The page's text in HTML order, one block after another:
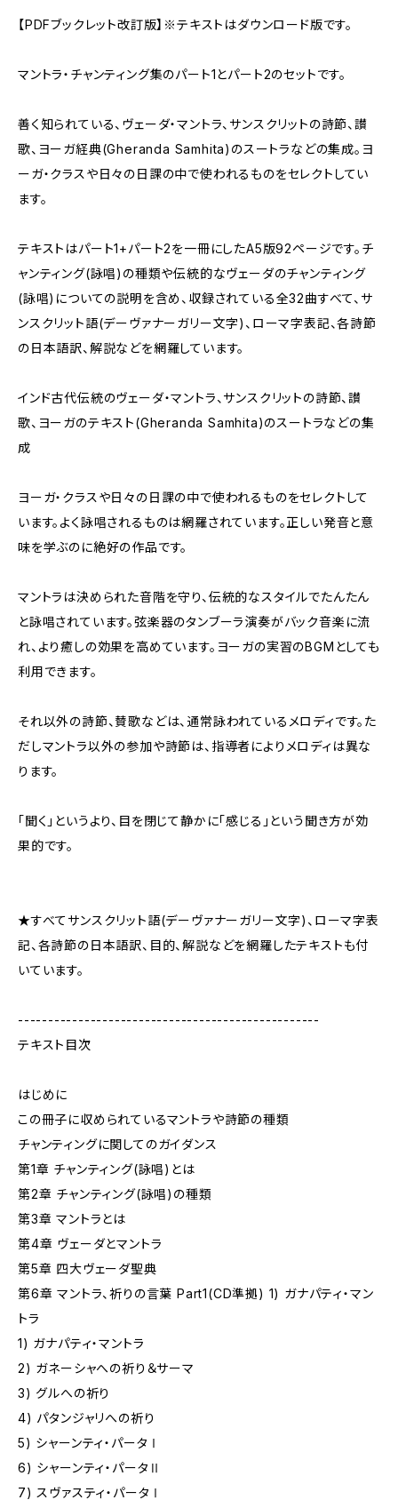
【PDFブックレット改訂版】※テキストはダウンロード版です。
マントラ・チャンティング集のパート1とパート2のセットです。
善く知られている、ヴェーダ・マントラ、サンスクリットの詩節、讃
歌、ヨーガ経典(Gheranda Samhita)のスートラなどの集成。ヨ
ーガ・クラスや日々の日課の中で使われるものをセレクトしてい
ます。
テキストはパート1+パート2を一冊にしたA5版92ページです。チ
ャンティング(詠唱)の種類や伝統的なヴェーダのチャンティング
(詠唱)についての説明を含め、収録されている全32曲すべて、サ
ンスクリット語(デーヴァナーガリー文字)、ローマ字表記、各詩節
の日本語訳、解説などを網羅しています。
インド古代伝統のヴェーダ・マントラ、サンスクリットの詩節、讃
歌、ヨーガのテキスト(Gheranda Samhita)のスートラなどの集
成
ヨーガ・クラスや日々の日課の中で使われるものをセレクトして
います。よく詠唱されるものは網羅されています。正しい発音と意
味を学ぶのに絶好の作品です。
マントラは決められた音階を守り、伝統的なスタイルでたんたん
と詠唱されています。弦楽器のタンブーラ演奏がバック音楽に流
れ、より癒しの効果を高めています。ヨーガの実習のBGMとしても
利用できます。
それ以外の詩節、賛歌などは、通常詠われているメロディです。た
だしマントラ以外の参加や詩節は、指導者によりメロディは異な
ります。
「聞く」というより、目を閉じて静かに「感じる」という聞き方が効
果的です。
★すべてサンスクリット語(デーヴァナーガリー文字)、ローマ字表
記、各詩節の日本語訳、目的、解説などを網羅したテキストも付
いています。
--------------------------------------------------
テキスト目次
はじめに
この冊子に収められているマントラや詩節の種類
チャンティングに関してのガイダンス
第1章 チャンティング(詠唱)とは
第2章 チャンティング(詠唱)の種類
第3章 マントラとは
第4章 ヴェーダとマントラ
第5章 四大ヴェーダ聖典
第6章 マントラ、祈りの言葉 Part1(CD準拠) 1) ガナパティ・マン
トラ
1) ガナパティ・マントラ
2) ガネーシャへの祈り＆サーマ
3) グルへの祈り
4) パタンジャリへの祈り
5) シャーンティ・パータⅠ
6) シャーンティ・パータⅡ
7) スヴァスティ・パータⅠ